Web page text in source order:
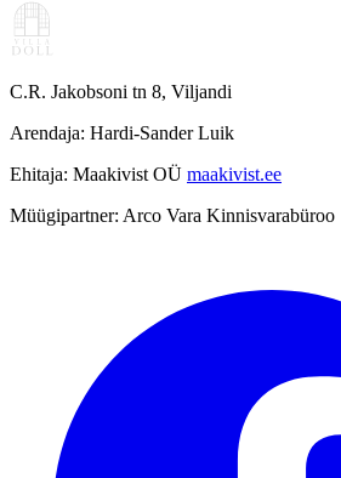
C.R. Jakobsoni tn 8, Viljandi
Arendaja: Hardi-Sander Luik
Ehitaja: Maakivist OÜ maakivist.ee
Müügipartner: Arco Vara Kinnisvarabüroo